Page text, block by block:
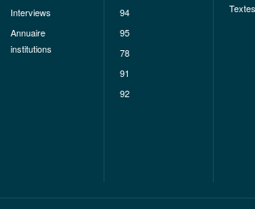
Interviews
Annuaire
institutions
94
95
78
91
92